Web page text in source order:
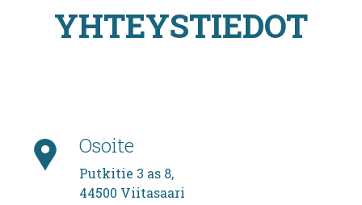
YHTEYSTIEDOT
Osoite
Putkitie 3 as 8,
44500 Viitasaari